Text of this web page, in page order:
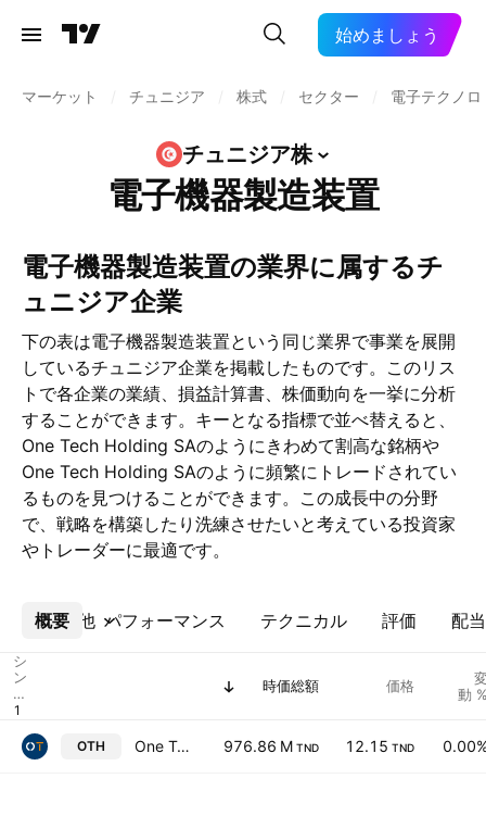
始めましょう
マーケット チュニジア 株式 セクター 電子テクノロ
チュニジア株
電子機器製造装置
電子機器製造装置の業界に属するチ
ュニジア企業
下の表は電子機器製造装置という同じ業界で事業を展開
しているチュニジア企業を掲載したものです。このリス
トで各企業の業績、損益計算書、株価動向を一挙に分析
することができます。キーとなる指標で並べ替えると、
One Tech Holding SAのようにきわめて割高な銘柄や
One Tech Holding SAのように頻繁にトレードされてい
るものを見つけることができます。この成長中の分野
で、戦略を構築したり洗練させたいと考えている投資家
やトレーダーに最適です。
概要 パフォーマンス テクニカル 評価 配当
その他
シ
ン
ボ
ル
時価総額 価格
動
OTH One Tech Holding SA 976.86 M TND 12.15 TND